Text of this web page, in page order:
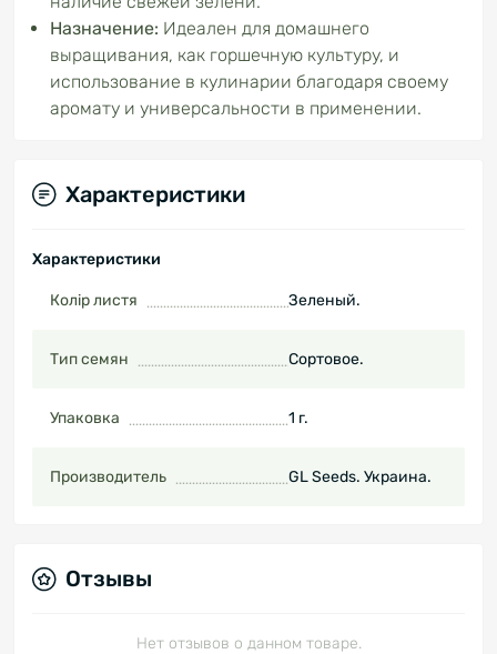
Назначение: Идеален для домашнего
выращивания, как горшечную культуру, и
использование в кулинарии благодаря своему
аромату и универсальности в применении.
Характеристики
Характеристики
Колір листя Зеленый.
Тип семян Сортовое.
Упаковка 1 г.
Производитель GL Seeds. Украина.
Отзывы
Нет отзывов о данном товаре.